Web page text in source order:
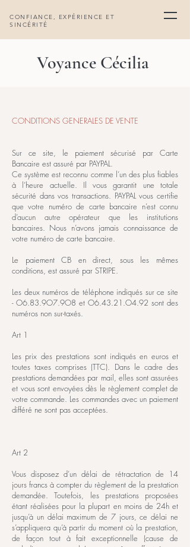
CONFIANCE, EXPÉRIENCE ET
SINCÉRITÉ
Voyance Cécilia
CONDITIONS GENERALES DE VENTE
Sur ce site, le paiement sécurisé par Carte
Bancaire est assuré par PAYPAL.
Ce système est reconnu comme l’un des plus fiables
à l’heure actuelle. Il vous garantit une totale
sécurité dans vos transactions. PAYPAL vous certifie
que votre numéro de carte bancaire n’est connu
d’aucun autre opérateur que les institutions
bancaires. Nous n’avons jamais connaissance de
votre numéro de carte bancaire.
Le paiement CB en direct, sous les mêmes
conditions, est assuré par STRIPE.
Les deux numéros de téléphone indiqués sur ce site
- O6.83.9O7.9O8 et O6.43.21.O4.92 sont des
numéros non sur-taxés.
Art 1
Les prix des prestations sont indiqués en euros et
toutes taxes comprises (TTC). Dans le cadre des
prestations demandées par mail, elles sont assurées
et vous sont envoyées dès le règlement complet de
votre commande. Les commandes avec un paiement
différé ne sont pas acceptées.
Art 2
Vous disposez d’un délai de rétractation de 14
jours francs à compter du règlement de la prestation
demandée. Toutefois, les prestations proposées
étant réalisées pour la plupart en moins de 24h et
jusqu’à un délai maximum de 7 jours, ce délai ne
s’appliquera qu’à partir du moment où la prestation,
de façon tout à fait exceptionnelle (cause de